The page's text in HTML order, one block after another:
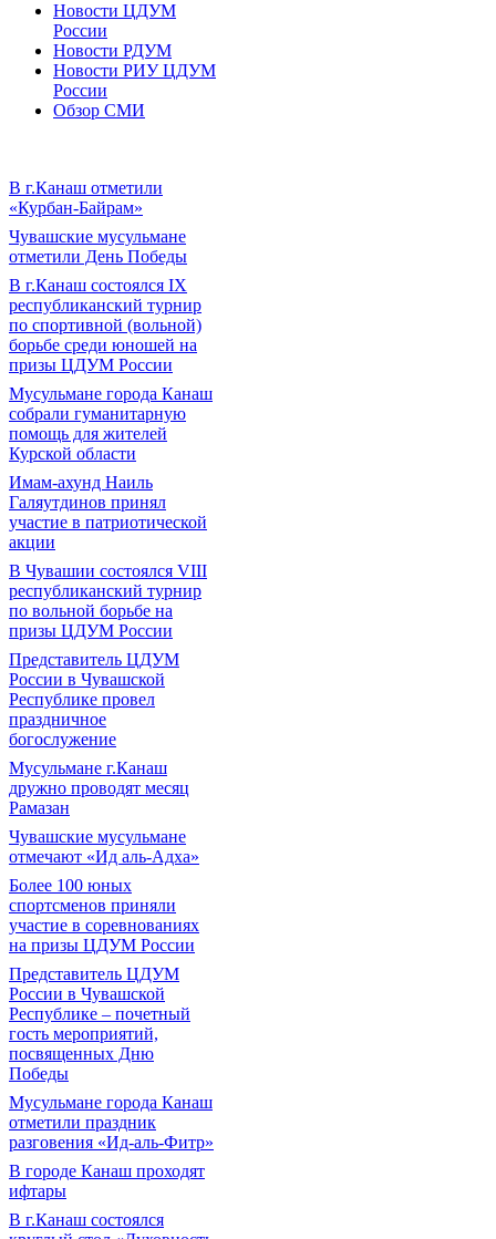
Новости ЦДУМ
России
Новости РДУМ
Новости РИУ ЦДУМ
России
Обзор СМИ
В г.Канаш отметили
«Курбан-Байрам»
Чувашские мусульмане
отметили День Победы
В г.Канаш состоялся IX
республиканский турнир
по спортивной (вольной)
борьбе среди юношей на
призы ЦДУМ России
Мусульмане города Канаш
собрали гуманитарную
помощь для жителей
Курской области
Имам-ахунд Наиль
Галяутдинов принял
участие в патриотической
акции
В Чувашии состоялся VIII
республиканский турнир
по вольной борьбе на
призы ЦДУМ России
Представитель ЦДУМ
России в Чувашской
Республике провел
праздничное
богослужение
Мусульмане г.Канаш
дружно проводят месяц
Рамазан
Чувашские мусульмане
отмечают «Ид аль-Адха»
Более 100 юных
спортсменов приняли
участие в соревнованиях
на призы ЦДУМ России
Представитель ЦДУМ
России в Чувашской
Республике – почетный
гость мероприятий,
посвященных Дню
Победы
Мусульмане города Канаш
отметили праздник
разговения «Ид-аль-Фитр»
В городе Канаш проходят
ифтары
В г.Канаш состоялся